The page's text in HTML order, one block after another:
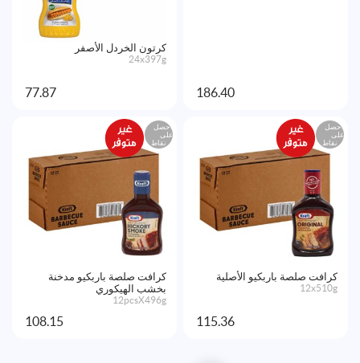
186.40
كرتون الخردل الأصفر
24x397g
77.87
احصل
على
نقاط
كرافت صلصة باربكيو الأصلية
12x510g
115.36
احصل
على
نقاط
كرافت صلصة باربكيو مدخنة
بخشب الهيكوري
12pcsX496g
108.15